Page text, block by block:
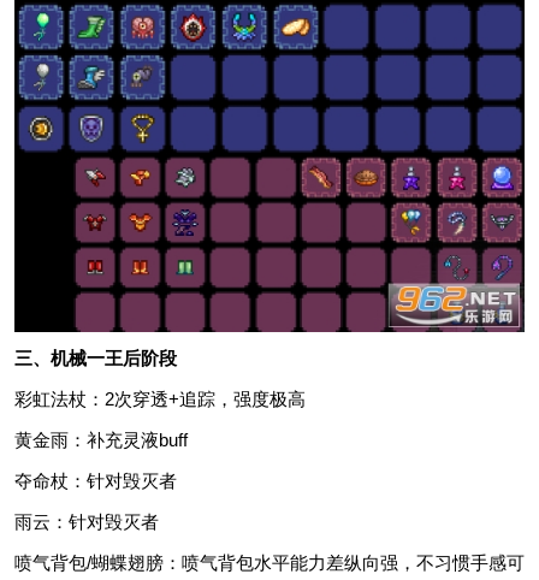
三、机械一王后阶段
彩虹法杖：2次穿透+追踪，强度极高
黄金雨：补充灵液buff
夺命杖：针对毁灭者
雨云：针对毁灭者
喷气背包/蝴蝶翅膀：喷气背包水平能力差纵向强，不习惯手感可